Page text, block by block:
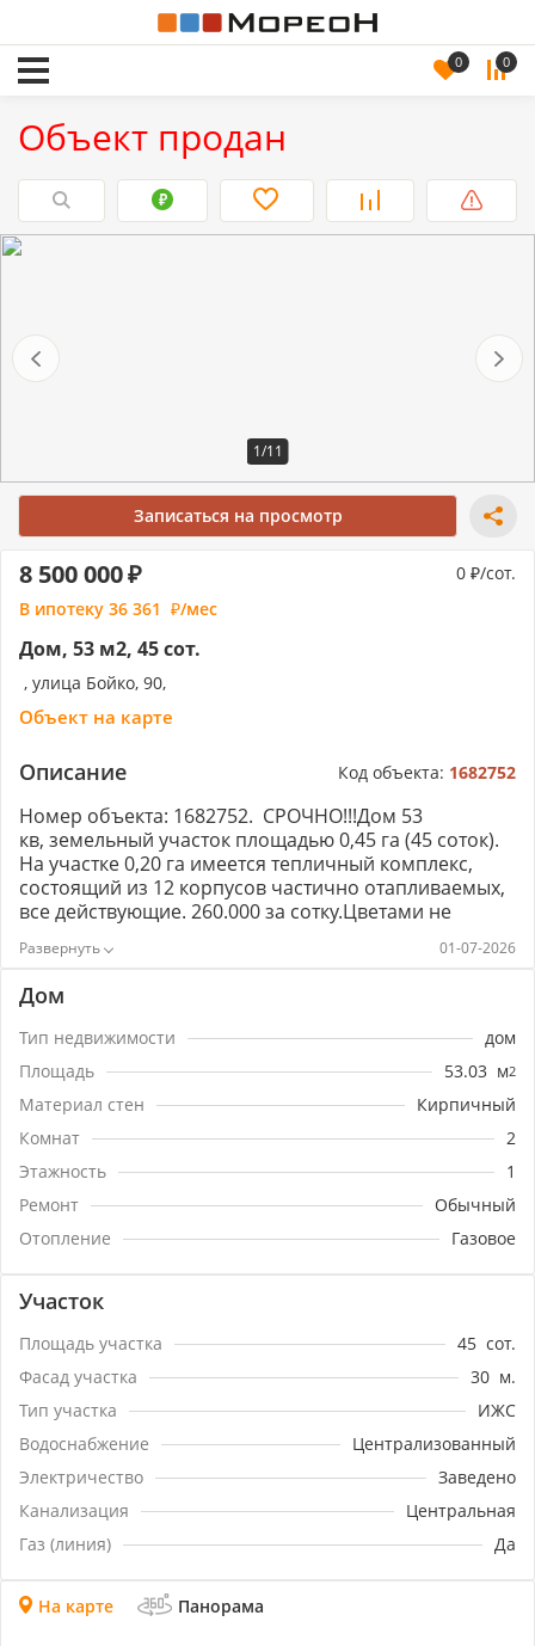
0 0
Объект продан
1/11
Записаться на просмотр
Дом, 53 м2, 45 сот.
, улица Бойко, 90,
Объект на карте
8 500 000 0
/сот.
В ипотеку 36 361 /мес
Описание Код объекта: 1682752
Номер объекта: 1682752. СРОЧНО!!!Дом 53
кв, земельный участок площадью 0,45 га (45 соток).
На участке 0,20 га имеется тепличный комплекс,
состоящий из 12 корпусов частично отапливаемых,
все действующие. 260.000 за сотку.Цветами не
любое для вас время!ЗВОНИТЕ ПРЯМО СЕЙЧАС,
отвечу на все ВАШИ вопросы!
01-07-2026
Дом
Тип недвижимости
дом
Площадь
53.03 м2
Материал стен
Кирпичный
Комнат
2
Этажность
1
Ремонт
Обычный
Отопление
Газовое
Участок
Площадь участка 45 сот.
Фасад участка
30 м.
Тип участка
ИЖС
Водоснабжение
Централизованный
Электричество
Заведено
Канализация
Центральная
Газ (линия)
Да
На карте Панорама